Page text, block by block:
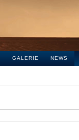
GALERIE NEWS